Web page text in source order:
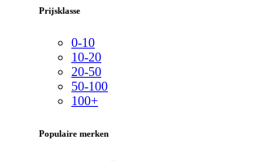
Prijsklasse
0-10
10-20
20-50
50-100
100+
Populaire merken